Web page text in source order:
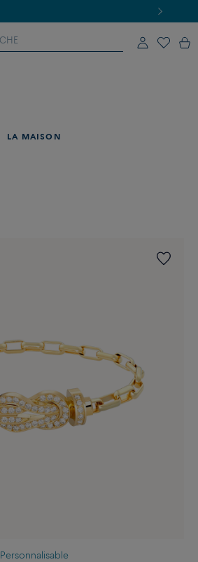
LA MAISON
Personnalisable